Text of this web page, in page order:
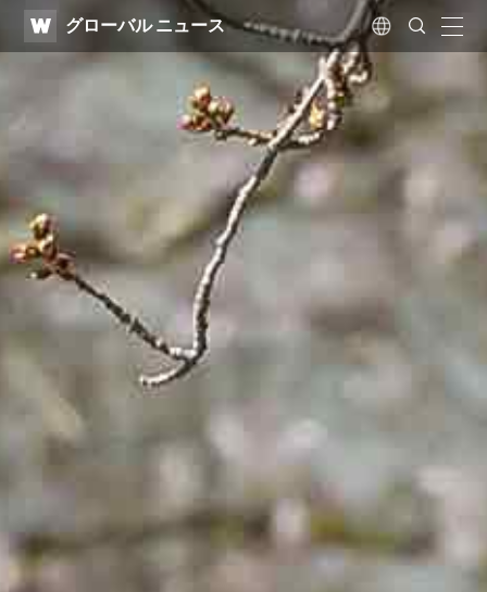
WATVグローバル ニュース Language
Search
Submit